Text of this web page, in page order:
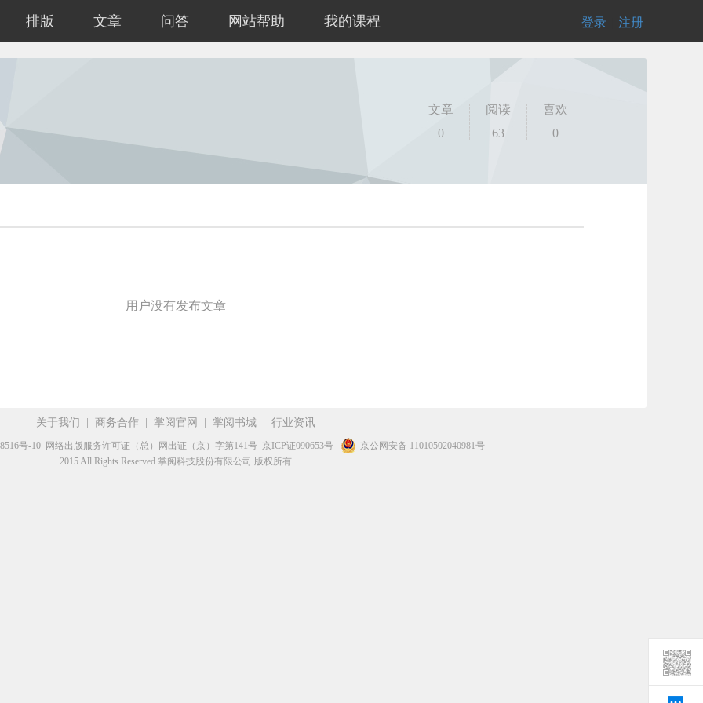
注册
登录
排版 文章 问答 网站帮助 我的课程
喜欢
0
阅读
63
文章
0
用户没有发布文章
关于我们 商务合作 掌阅官网 掌阅书城 行业资讯
号-10 网络出版服务许可证（总）网出证（京）字第141号 京ICP证090653号
京公网安备 11010502040981号
2015 All Rights Reserved 掌阅科技股份有限公司 版权所有